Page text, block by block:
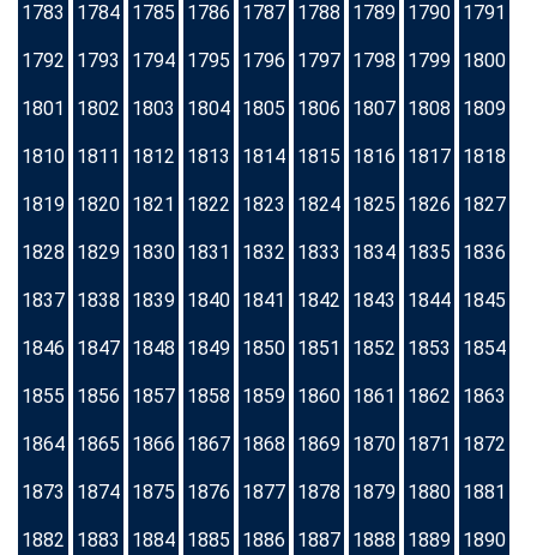
1783 1784 1785 1786 1787 1788 1789 1790 1791
1792 1793 1794 1795 1796 1797 1798 1799 1800
1801 1802 1803 1804 1805 1806 1807 1808 1809
1810 1811 1812 1813 1814 1815 1816 1817 1818
1819 1820 1821 1822 1823 1824 1825 1826 1827
1828 1829 1830 1831 1832 1833 1834 1835 1836
1837 1838 1839 1840 1841 1842 1843 1844 1845
1846 1847 1848 1849 1850 1851 1852 1853 1854
1855 1856 1857 1858 1859 1860 1861 1862 1863
1864 1865 1866 1867 1868 1869 1870 1871 1872
1873 1874 1875 1876 1877 1878 1879 1880 1881
1882 1883 1884 1885 1886 1887 1888 1889 1890